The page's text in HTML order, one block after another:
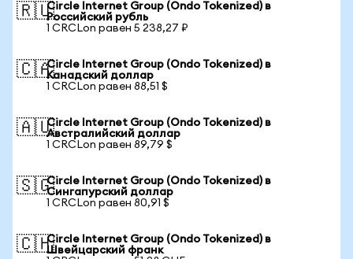
🇷🇺Circle Internet Group (Ondo Tokenized) в
Российский рубль
1 CRCLon равен 5 238,27 ₽
🇨🇦Circle Internet Group (Ondo Tokenized) в
Канадский доллар
1 CRCLon равен 88,51 $
🇦🇺Circle Internet Group (Ondo Tokenized) в
Австралийский доллар
1 CRCLon равен 89,79 $
🇸🇬Circle Internet Group (Ondo Tokenized) в
Сингапурский доллар
1 CRCLon равен 80,91 $
🇨🇭Circle Internet Group (Ondo Tokenized) в
Швейцарский франк